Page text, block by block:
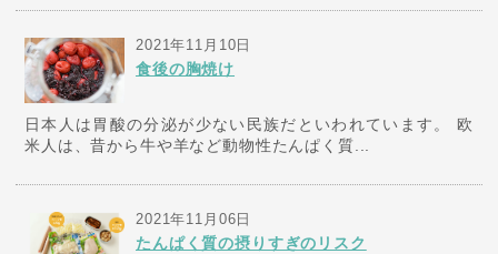
2021年11月10日
食後の胸焼け
日本人は胃酸の分泌が少ない民族だといわれています。 欧
米人は、昔から牛や羊など動物性たんぱく質...
2021年11月06日
たんぱく質の摂りすぎのリスク